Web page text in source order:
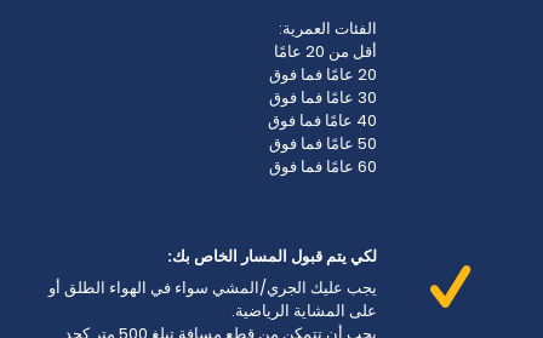
الفئات العمرية:
أقل من 20 عامًا
20 عامًا فما فوق
30 عامًا فما فوق
40 عامًا فما فوق
50 عامًا فما فوق
60 عامًا فما فوق
لكي يتم قبول المسار الخاص بك:
يجب عليك الجري/المشي سواء في الهواء الطلق أو
على المشاية الرياضية.